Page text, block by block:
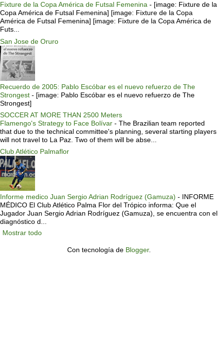
Fixture de la Copa América de Futsal Femenina - [image: Fixture de la
Copa América de Futsal Femenina] [image: Fixture de la Copa
América de Futsal Femenina] [image: Fixture de la Copa América de
Futs...
San Jose de Oruro
Recuerdo de 2005: Pablo Escóbar es el nuevo refuerzo de The
Strongest - [image: Pablo Escóbar es el nuevo refuerzo de The
Strongest]
SOCCER AT MORE THAN 2500 Meters
Flamengo's Strategy to Face Bolívar - The Brazilian team reported
that due to the technical committee's planning, several starting players
will not travel to La Paz. Two of them will be abse...
Club Atlético Palmaflor
Informe medico Juan Sergio Adrian Rodríguez (Gamuza) - INFORME
MÉDICO El Club Atlético Palma Flor del Trópico informa: Que el
Jugador Juan Sergio Adrian Rodríguez (Gamuza), se encuentra con el
diagnóstico d...
Mostrar todo
Con tecnología de Blogger.